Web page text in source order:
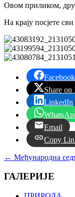
Овом приликом,
На крају посјете
Facebook
Share on
LinkedIn
Email
Copy
← Међународна
ГАЛЕРИЈЕ